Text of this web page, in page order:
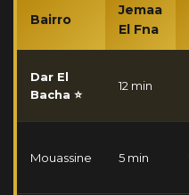
Bairro
Jemaa
El Fna
Dar El
Bacha ⭐
12 min
Mouassine 5 min